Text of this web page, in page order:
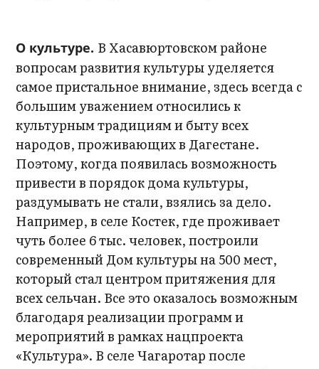
О культуре. В Хасавюртовском районе
вопросам развития культуры уделяется
самое пристальное внимание, здесь всегда с
большим уважением относились к
культурным традициям и быту всех
народов, проживающих в Дагестане.
Поэтому, когда появилась возможность
привести в порядок дома культуры,
раздумывать не стали, взялись за дело.
Например, в селе Костек, где проживает
чуть более 6 тыс. человек, построили
современный Дом культуры на 500 мест,
который стал центром притяжения для
всех сельчан. Все это оказалось возможным
благодаря реализации программ и
мероприятий в рамках нацпроекта
«Культура». В селе Чагаротар после